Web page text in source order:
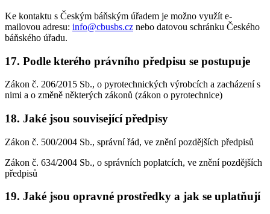
Ke kontaktu s Českým báňským úřadem je možno využít e-
mailovou adresu: info@cbusbs.cz nebo datovou schránku Českého
báňského úřadu.
17. Podle kterého právního předpisu se postupuje
Zákon č. 206/2015 Sb., o pyrotechnických výrobcích a zacházení s
nimi a o změně některých zákonů (zákon o pyrotechnice)
18. Jaké jsou související předpisy
Zákon č. 500/2004 Sb., správní řád, ve znění pozdějších předpisů
Zákon č. 634/2004 Sb., o správních poplatcích, ve znění pozdějších
předpisů
19. Jaké jsou opravné prostředky a jak se uplatňují